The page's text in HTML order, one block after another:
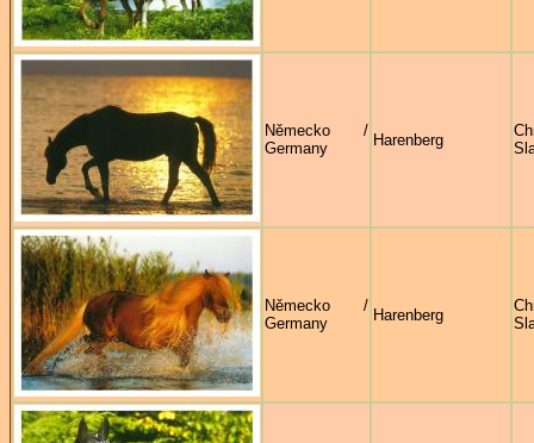
Německo /
Germany
Harenberg
Německo /
Germany
Harenberg